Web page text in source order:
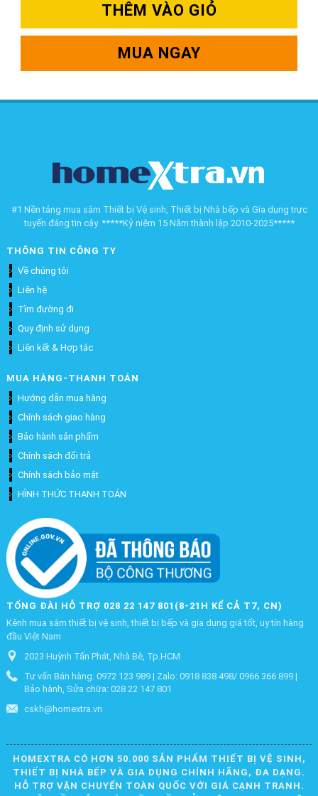
THÊM VÀO GIỎ
MUA NGAY
#1 Nền tảng mua sắm Thiết bị Vệ sinh, Thiết bị Nhà bếp và Gia dụng trực
tuyến đáng tin cậy. *****Kỷ niệm 15 Năm thành lập 2010-2025*****
THÔNG TIN CÔNG TY
Về chúng tôi
Liên hệ
Tìm đường đi
Quy định sử dụng
Liên kết & Hợp tác
MUA HÀNG-THANH TOÁN
Hướng dẫn mua hàng
Chính sách giao hàng
Bảo hành sản phẩm
Chính sách đổi trả
Chính sách bảo mật
HÌNH THỨC THANH TOÁN
TỔNG ĐÀI HỖ TRỢ 028 22 147 801(8-21H KỂ CẢ T7, CN)
Kênh mua sắm thiết bị vệ sinh, thiết bị bếp và gia dụng giá tốt, uy tín hàng
đầu Việt Nam
2023 Huỳnh Tấn Phát, Nhà Bè, Tp.HCM
Tư vấn Bán hàng: 0972 123 989 | Zalo: 0918 838 498/ 0966 366 899 |
Bảo hành, Sửa chữa: 028 22 147 801
cskh@homextra.vn
HOMEXTRA CÓ HƠN 50.000 SẢN PHẨM THIẾT BỊ VỆ SINH,
THIẾT BỊ NHÀ BẾP VÀ GIA DỤNG CHÍNH HÃNG, ĐA DẠNG.
HỖ TRỢ VẬN CHUYỂN TOÀN QUỐC VỚI GIÁ CẠNH TRANH.